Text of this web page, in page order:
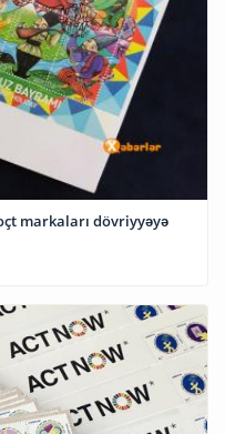
markaları dövriyyəyə